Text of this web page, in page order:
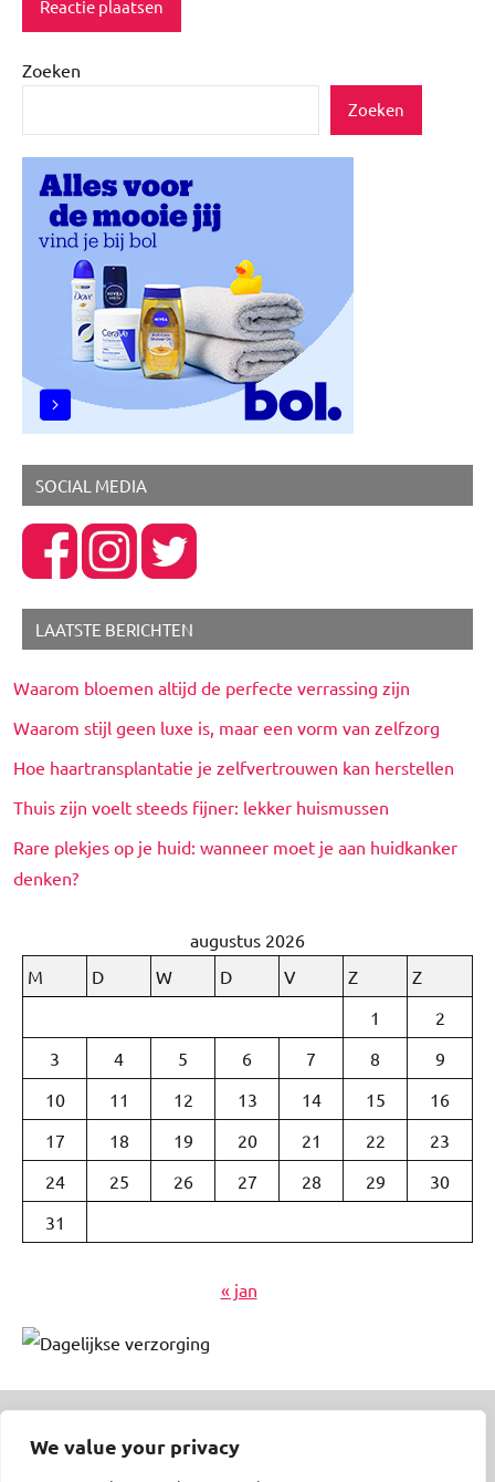
We value your privacy
Zoeken
Zoeken
SOCIAL MEDIA
LAATSTE BERICHTEN
Waarom bloemen altijd de perfecte verrassing zijn
Waarom stijl geen luxe is, maar een vorm van zelfzorg
Hoe haartransplantatie je zelfvertrouwen kan herstellen
Thuis zijn voelt steeds fijner: lekker huismussen
Rare plekjes op je huid: wanneer moet je aan huidkanker
denken?
augustus 2026
M
D W D V Z
Z
1
2
3
4 5 6 7 8
9
10
11 12 13 14 15
16
17
18 19 20 21 22
23
24
25 26 27 28 29
30
31
« jan